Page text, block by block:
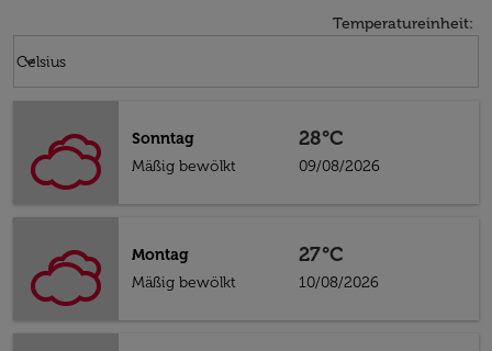
Temperatureinheit:
Celsius
keyboard_arrow_down
Sonntag
Mäßig bewölkt
28°C
09/08/2026
Montag
Mäßig bewölkt
27°C
10/08/2026